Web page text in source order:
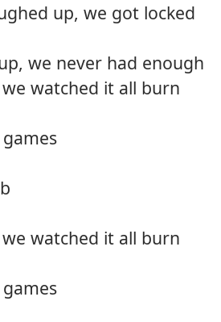
up, we got locked
we never had enough
watched it all burn
watched it all burn